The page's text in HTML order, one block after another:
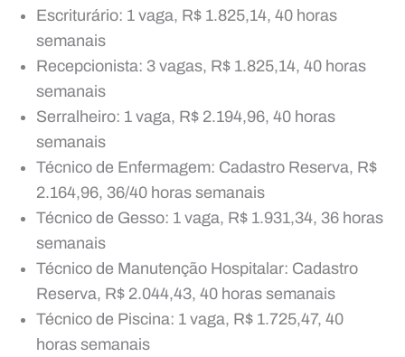
Escriturário: 1 vaga, R$ 1.825,14, 40 horas
semanais
Recepcionista: 3 vagas, R$ 1.825,14, 40 horas
semanais
Serralheiro: 1 vaga, R$ 2.194,96, 40 horas
semanais
Técnico de Enfermagem: Cadastro Reserva, R$
2.164,96, 36/40 horas semanais
Técnico de Gesso: 1 vaga, R$ 1.931,34, 36 horas
semanais
Técnico de Manutenção Hospitalar: Cadastro
Reserva, R$ 2.044,43, 40 horas semanais
Técnico de Piscina: 1 vaga, R$ 1.725,47, 40
horas semanais